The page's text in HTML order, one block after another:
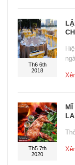
Th6 6th
2018
Th5 7th
2020
MĨ